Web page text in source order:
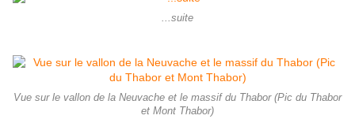
...suite
Vue sur le vallon de la Neuvache et le massif du Thabor (Pic du Thabor
et Mont Thabor)